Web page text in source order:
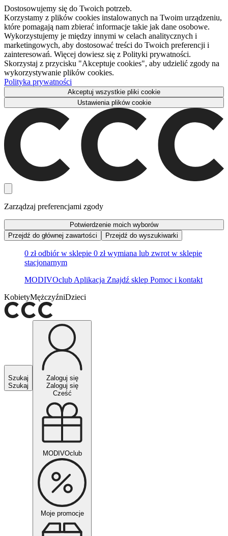
Dostosowujemy się do Twoich potrzeb.
Korzystamy z plików cookies instalowanych na Twoim urządzeniu,
które pomagają nam zbierać informacje takie jak dane osobowe.
Wykorzystujemy je między innymi w celach analitycznych i
marketingowych, aby dostosować treści do Twoich preferencji i
zainteresowań. Więcej dowiesz się z Polityki prywatności.
Skorzystaj z przycisku "Akceptuje cookies", aby udzielić zgody na
wykorzystywanie plików cookies.
Polityka prywatności
Akceptuj wszystkie pliki cookie
Ustawienia plików cookie
Zarządzaj preferencjami zgody
Potwierdzenie moich wyborów
Przejdź do głównej zawartości
Przejdź do wyszukiwarki
0 zł odbiór w sklepie 0 zł wymiana lub zwrot w sklepie
stacjonarnym
MODIVOclub Aplikacja Znajdź sklep Pomoc i kontakt
KobietyMężczyźniDzieci
Szukaj
Szukaj
Zaloguj się
Zaloguj się
Cześć
MODIVOclub
Moje promocje